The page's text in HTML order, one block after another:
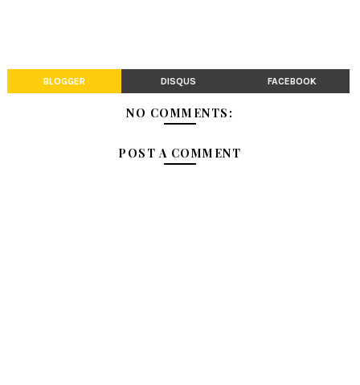
BLOGGER DISQUS FACEBOOK
NO COMMENTS:
POST A COMMENT